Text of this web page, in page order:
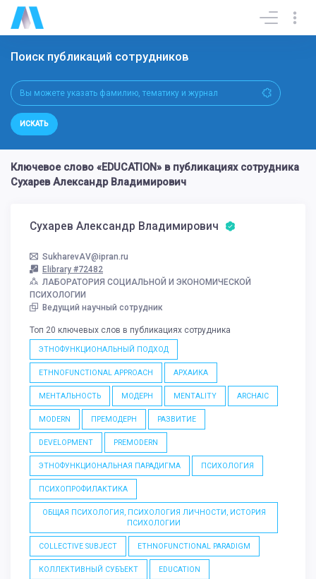
Поиск публикаций сотрудников
ИСКАТЬ
Ключевое слово «EDUCATION» в публикациях сотрудника
Сухарев Александр Владимирович
Сухарев Александр Владимирович
SukharevAV@ipran.ru
Elibrary #72482
ЛАБОРАТОРИЯ СОЦИАЛЬНОЙ И ЭКОНОМИЧЕСКОЙ
ПСИХОЛОГИИ
Ведущий научный сотрудник
Топ 20 ключевых слов в публикациях сотрудника
ЭТНОФУНКЦИОНАЛЬНЫЙ ПОДХОД
ETHNOFUNCTIONAL APPROACH АРХАИКА
МЕНТАЛЬНОСТЬ МОДЕРН MENTALITY ARCHAIC
MODERN ПРЕМОДЕРН РАЗВИТИЕ
DEVELOPMENT PREMODERN
ЭТНОФУНКЦИОНАЛЬНАЯ ПАРАДИГМА ПСИХОЛОГИЯ
ПСИХОПРОФИЛАКТИКА
ОБЩАЯ ПСИХОЛОГИЯ, ПСИХОЛОГИЯ ЛИЧНОСТИ, ИСТОРИЯ
ПСИХОЛОГИИ
COLLECTIVE SUBJECT ETHNOFUNCTIONAL PARADIGM
КОЛЛЕКТИВНЫЙ СУБЪЕКТ EDUCATION